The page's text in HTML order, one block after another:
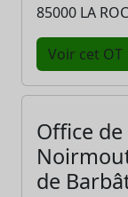
85000 LA
Voir cet OT
Office
de